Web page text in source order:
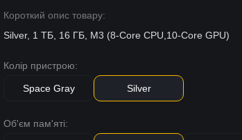
Короткий опис товару:
Silver, 1 ТБ, 16 ГБ, M3 (8-Core CPU,10-Core GPU)
Колір пристрою:
Space Gray Silver
Об'єм пам'яті: